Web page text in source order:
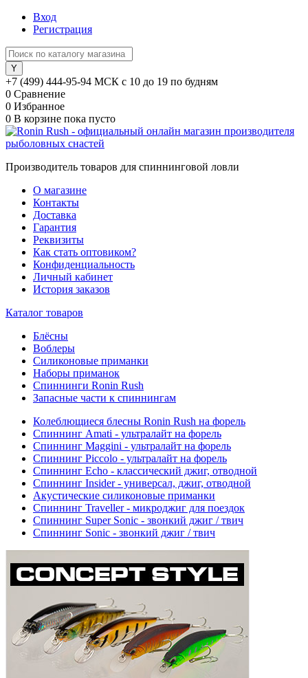
Вход
Регистрация
+7 (499) 444-95-94 МСК с 10 до 19 по будням
0 Сравнение
0 Избранное
0 В корзине пока пусто
Производитель товаров для спиннинговой ловли
О магазине
Контакты
Доставка
Гарантия
Реквизиты
Как стать оптовиком?
Конфиденциальность
Личный кабинет
История заказов
Каталог товаров
Блёсны
Воблеры
Силиконовые приманки
Наборы приманок
Спиннинги Ronin Rush
Запасные части к спиннингам
Колеблющиеся блесны Ronin Rush на форель
Спиннинг Amati - ультралайт на форель
Спиннинг Maggini - ультралайт на форель
Спиннинг Piccolo - ультралайт на форель
Спиннинг Echo - классический джиг, отводной
Спиннинг Insider - универсал, джиг, отводной
Акустические силиконовые приманки
Спиннинг Traveller - микроджиг для поездок
Спиннинг Super Sonic - звонкий джиг / твич
Спиннинг Sonic - звонкий джиг / твич